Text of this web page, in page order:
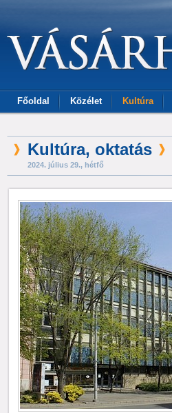
Főoldal Közélet Kultúra
Kultúra, oktatás
2024. július 29., hétfő